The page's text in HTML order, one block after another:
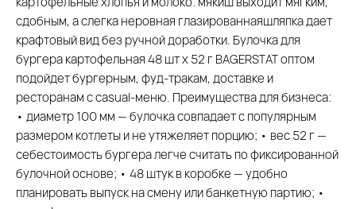
сдобным, а слегка неровная глазированнаяшляпка дает
крафтовый вид без ручной доработки. Булочка для
бургера картофельная 48 шт х 52 г BAGERSTAT оптом
подойдет бургерным, фуд-тракам, доставке и
ресторанам с casual-меню. Преимущества для бизнеса:
• диаметр 100 мм — булочка совпадает с популярным
размером котлеты и не утяжеляет порцию; • вес 52 г —
себестоимость бургера легче считать по фиксированной
булочной основе; • 48 штук в коробке — удобно
планировать выпуск на смену или банкетную партию; •